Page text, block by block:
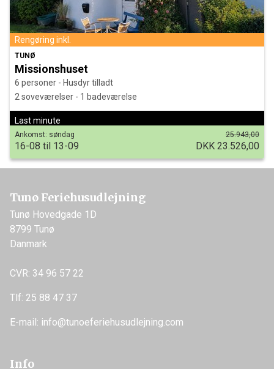
Rengøring inkl.
TUNØ
Missionshuset
6 personer - Husdyr tilladt
2 soveværelser - 1 badeværelse
Last minute
Ankomst: søndag 25.943,00
16-08 til 13-09 DKK 23.526,00
Tunø Feriehusudlejning
Tunø Hovedgade 1D
8799 Tunø
Danmark
CVR: 34 96 57 22
Tlf: 25 88 47 37
E-mail: info@tunoeferiehusudlejning.com
Info